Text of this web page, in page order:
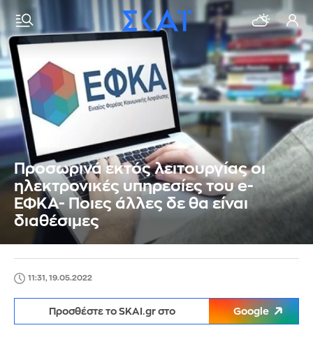
Προσωρινά εκτός λειτουργίας οι
ηλεκτρονικές υπηρεσίες του e-
ΕΦΚΑ- Ποιες άλλες δε θα είναι
διαθέσιμες
11:31, 19.05.2022
Προσθέστε το SKAI.gr στο Google